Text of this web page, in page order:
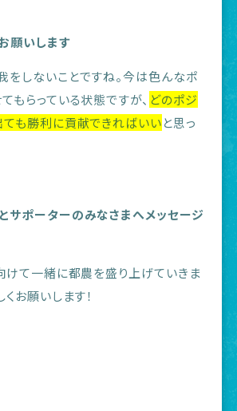
願いします
をしないことですね。今は色んなポ
もらっている状態ですが、 どのポジ
ても勝利に貢献できればいいと思っ
ポーターのみなさまへメッセージ
て一緒に都農を盛り上げていきま
くお願いします！